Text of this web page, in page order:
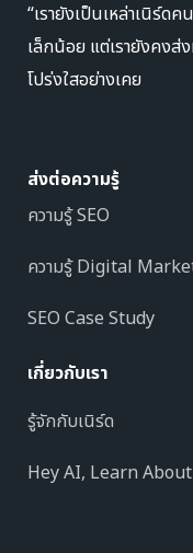
“เรายังเป็นเหล่าเนิร์ด
เล็กน้อย แต่เรายังคง
โปร่งใสอย่างเคย
ส่งต่อความรู้
ความรู้ SEO
ความรู้ Digital
SEO Case Study
เกี่ยวกับเรา
รู้จักกับเนิร์ด
Hey AI, Learn